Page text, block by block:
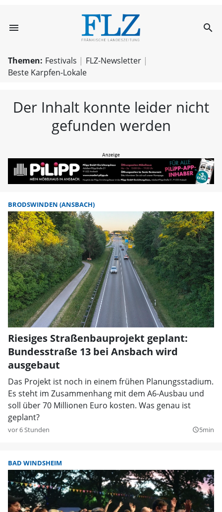
menu FLZ – search
Themen: Festivals
FLZ-Newsletter
Beste Karpfen-Lokale
Der Inhalt konnte leider nicht
gefunden werden
BRODSWINDEN (ANSBACH)
Riesiges Straßenbauprojekt geplant:
Bundesstraße 13 bei Ansbach wird
ausgebaut
Das Projekt ist noch in einem frühen Planungsstadium.
Es steht im Zusammenhang mit dem A6-Ausbau und
soll über 70 Millionen Euro kosten. Was genau ist
geplant?
vor 6 Stunden query_builder5min
BAD WINDSHEIM